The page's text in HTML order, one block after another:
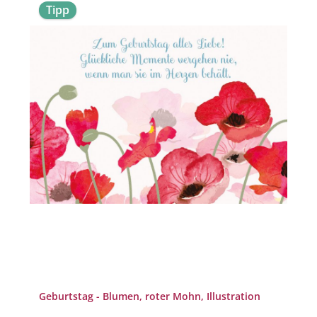
Tipp
Geburtstag - Blumen, roter Mohn, Illustration